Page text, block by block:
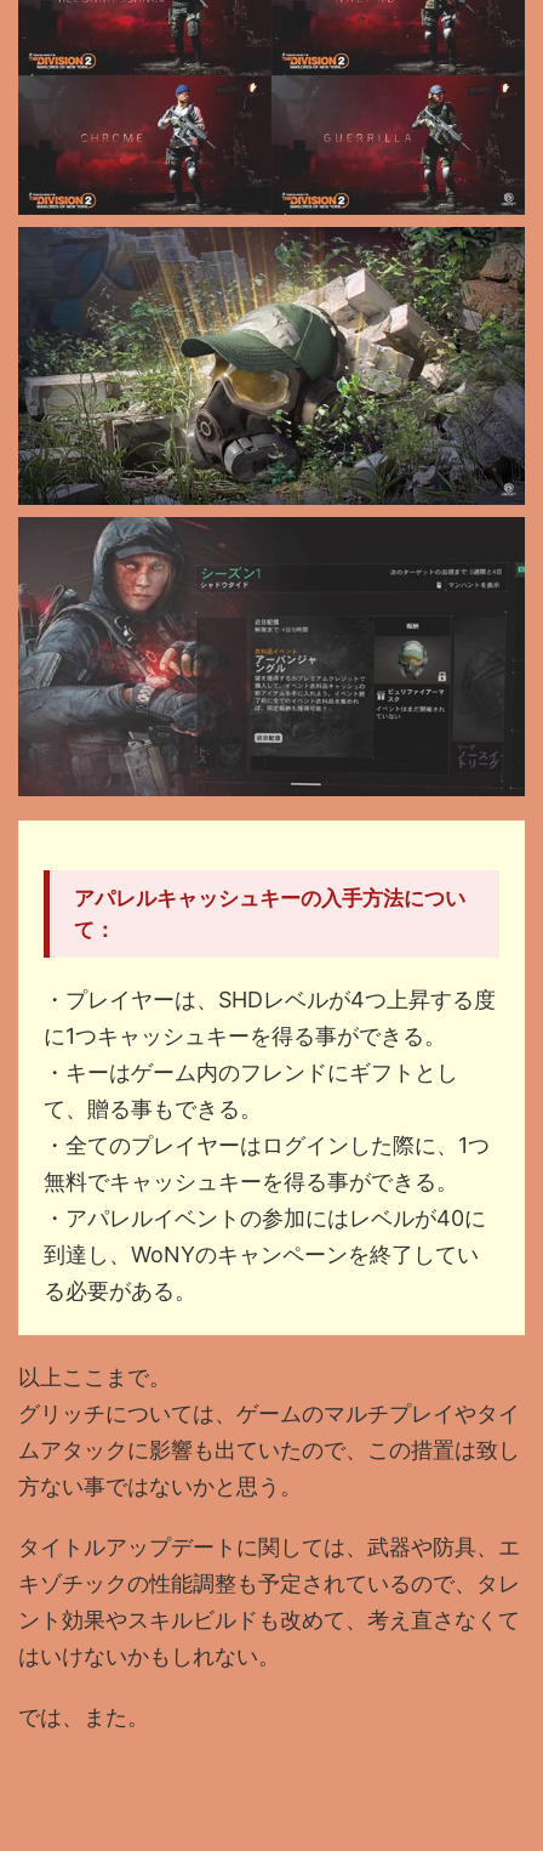
アパレルキャッシュキーの入手方法につい
て：
・プレイヤーは、SHDレベルが4つ上昇する度
に1つキャッシュキーを得る事ができる。
・キーはゲーム内のフレンドにギフトとし
て、贈る事もできる。
・全てのプレイヤーはログインした際に、1つ
無料でキャッシュキーを得る事ができる。
・アパレルイベントの参加にはレベルが40に
到達し、WoNYのキャンペーンを終了してい
る必要がある。
以上ここまで。
グリッチについては、ゲームのマルチプレイやタイ
ムアタックに影響も出ていたので、この措置は致し
方ない事ではないかと思う。
タイトルアップデートに関しては、武器や防具、エ
キゾチックの性能調整も予定されているので、タレ
ント効果やスキルビルドも改めて、考え直さなくて
はいけないかもしれない。
では、また。